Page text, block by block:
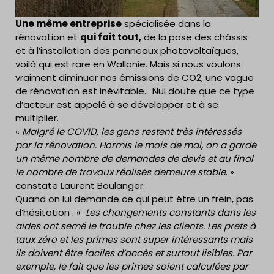
Une même entreprisespécialisée dans la
rénovation et qui fait tout,de la pose des châssis
et à l’installation des panneaux photovoltaïques,
voilà qui est rare en Wallonie. Mais si nous voulons
vraiment diminuer nos émissions de CO2, une vague
de rénovation est inévitable… Nul doute que ce type
d’acteur est appelé à se développer et à se
multiplier.
« Malgré le COVID, les gens restent très intéressés
par la rénovation. Hormis le mois de mai, on a gardé
un même nombre de demandes de devis et au final
le nombre de travaux réalisés demeure stable. »
constate Laurent Boulanger.
Quand on lui demande ce qui peut être un frein, pas
d’hésitation : « Les changements constants dans les
aides ont semé le trouble chez les clients. Les prêts à
taux zéro et les primes sont super intéressants mais
ils doivent être faciles d’accès et surtout lisibles. Par
exemple, le fait que les primes soient calculées par